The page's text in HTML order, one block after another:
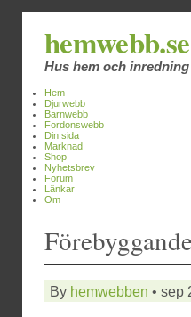
Hus hem och
Hem
Djurwebb
Barnwebb
Fordonswebb
Din sida
Marknad
Shop
Nyhetsbrev
Forum
Länkar
Om
By hemwebben • sep